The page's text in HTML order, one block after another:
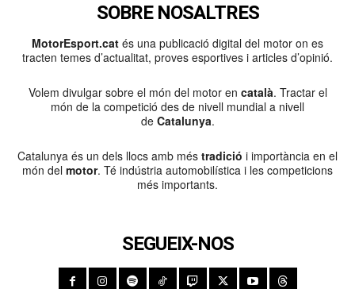
SOBRE NOSALTRES
MotorEsport.cat és una publicació digital del motor on es
tracten temes d’actualitat, proves esportives i articles d’opinió.
Volem divulgar sobre el món del motor en català. Tractar el
món de la competició des de nivell mundial a nivell
de Catalunya.
Catalunya és un dels llocs amb més tradició i importància en el
món del motor. Té indústria automobilística i les competicions
més importants.
SEGUEIX-NOS